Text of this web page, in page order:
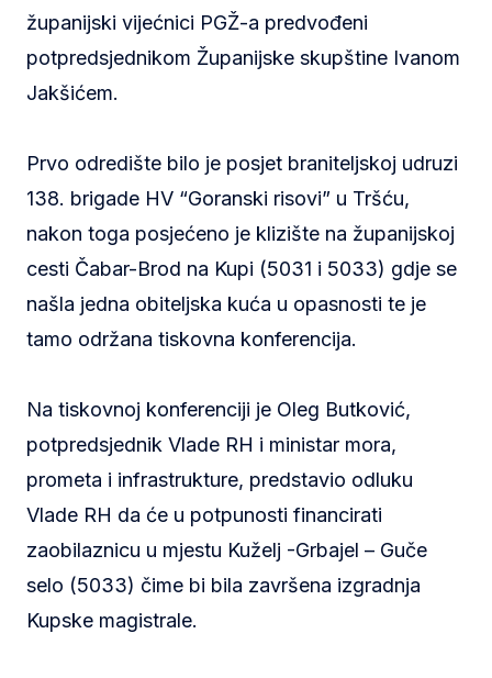
županijski vijećnici PGŽ-a predvođeni
potpredsjednikom Županijske skupštine Ivanom
Jakšićem.
Prvo odredište bilo je posjet braniteljskoj udruzi
138. brigade HV “Goranski risovi” u Tršću,
nakon toga posjećeno je klizište na županijskoj
cesti Čabar-Brod na Kupi (5031 i 5033) gdje se
našla jedna obiteljska kuća u opasnosti te je
tamo održana tiskovna konferencija.
Na tiskovnoj konferenciji je Oleg Butković,
potpredsjednik Vlade RH i ministar mora,
prometa i infrastrukture, predstavio odluku
Vlade RH da će u potpunosti financirati
zaobilaznicu u mjestu Kuželj -Grbajel – Guče
selo (5033) čime bi bila završena izgradnja
Kupske magistrale.